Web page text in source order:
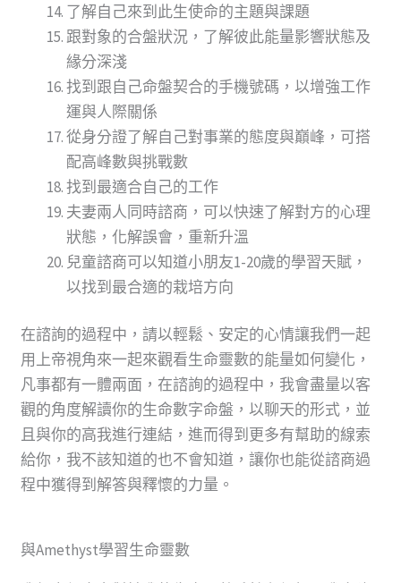
了解自己來到此生使命的主題與課題
跟對象的合盤狀況，了解彼此能量影響狀態及
緣分深淺
找到跟自己命盤契合的手機號碼，以增強工作
運與人際關係
從身分證了解自己對事業的態度與巔峰，可搭
配高峰數與挑戰數
找到最適合自己的工作
夫妻兩人同時諮商，可以快速了解對方的心理
狀態，化解誤會，重新升溫
兒童諮商可以知道小朋友1-20歲的學習天賦，
以找到最合適的栽培方向
​在諮詢的過程中，請以輕鬆、安定的心情讓我們一起
用上帝視角來一起來觀看生命靈數的能量如何變化，
凡事都有一體兩面，在諮詢的過程中，我會盡量以客
觀的角度解讀你的生命數字命盤，以聊天的形式，並
且與你的高我進行連結，進而得到更多有幫助的線索
給你，我不該知道的也不會知道，讓你也能從諮商過
程中獲得到解答與釋懷的力量。
與Amethyst學習生命靈數